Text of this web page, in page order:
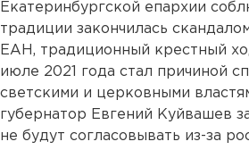
Екатеринбургской епархии
традиции закончилась
ЕАН, традиционный крестный
июле 2021 года стал причиной
светскими и церковными
губернатор Евгений Куйвашев
не будут согласовывать из-за